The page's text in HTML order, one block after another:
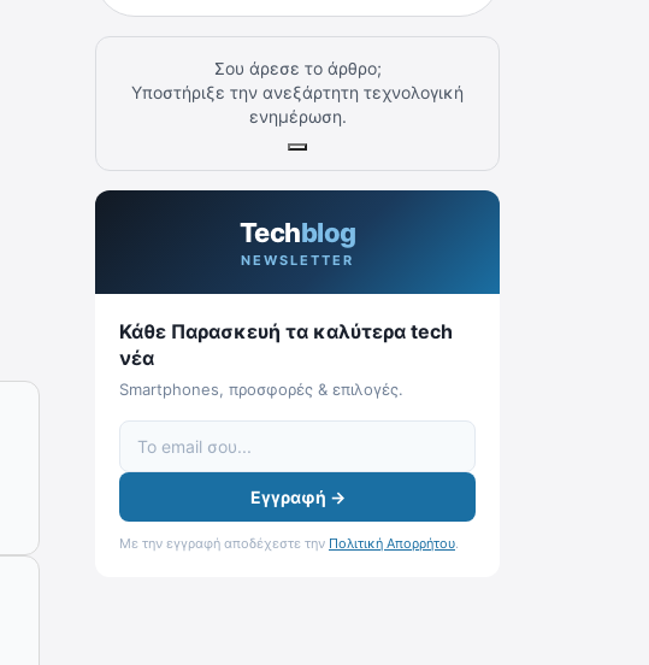
Σου άρεσε το άρθρο;
Υποστήριξε την ανεξάρτητη τεχνολογική
ενημέρωση.
Techblog
NEWSLETTER
Κάθε Παρασκευή τα καλύτερα tech
νέα
Smartphones, προσφορές & επιλογές.
Εγγραφή →
Με την εγγραφή αποδέχεστε την Πολιτική Απορρήτου.